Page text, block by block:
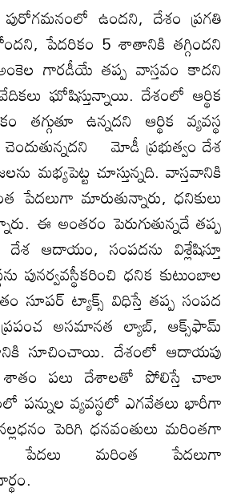
పురోగమనంలో ఉందని, దేశం ప్రగతి
పేదరికం 5 శాతానికి తగ్గిందని
అంకెల గారడీయే తప్ప వాస్తవం కాదని
ఘోషిస్తున్నాయి. దేశంలో ఆర్థిక
తగ్గుతూ ఉన్నదని ఆర్థిక వ్యవస్థ
మోడీ ప్రభుత్వం దేశ
మభ్యపెట్ట చూస్తున్నది. వాస్తవానికి
పేదలుగా మారుతున్నారు, ధనికులు
ఈ అంతరం పెరుగుతున్నదే తప్ప
ఆదాయం, సంపదను విశ్లేషిస్తూ
పునర్వవస్థీకరించి ధనిక కుటుంబాల
సూపర్‌ ట్యాక్స్‌ విధిస్తే తప్ప సంపద
ప్రపంచ అసమానత ల్యాబ్‌, ఆక్స్‌ఫామ్‌
సూచించాయి. దేశంలో ఆదాయపు
శాతం పలు దేశాలతో పోలిస్తే చాలా
పన్నుల వ్యవస్థలో ఎగవేతలు భారీగా
పెరిగి ధనవంతులు మరింతగా
పేదలు మరింత పేదలుగా